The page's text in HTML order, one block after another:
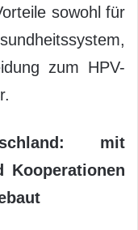
sowohl für
zum HPV-
mit
Kooperationen